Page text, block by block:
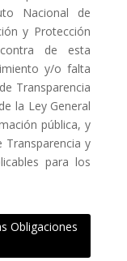
Nacional de
y Protección
de esta
y/o falta
Transparencia
la Ley General
pública, y
Transparencia y
para los
Obligaciones